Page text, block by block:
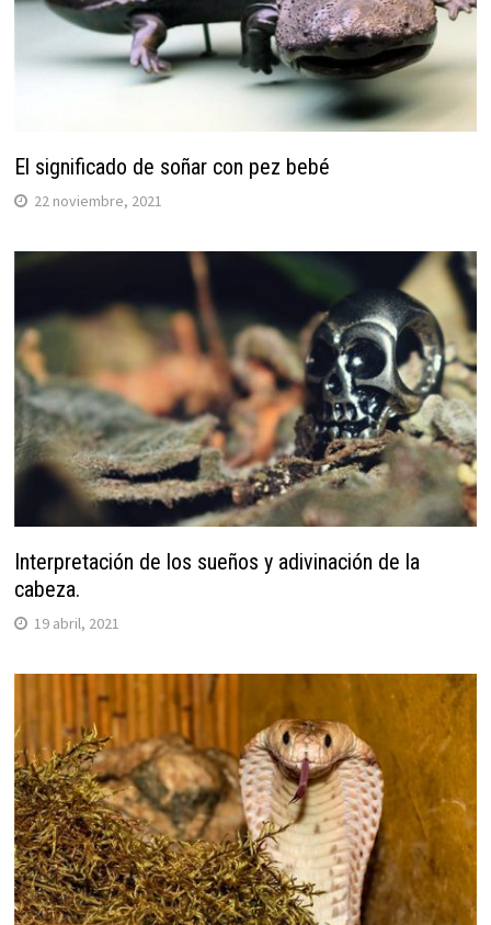
El significado de soñar con pez bebé
22 noviembre, 2021
Interpretación de los sueños y adivinación de la
cabeza.
19 abril, 2021